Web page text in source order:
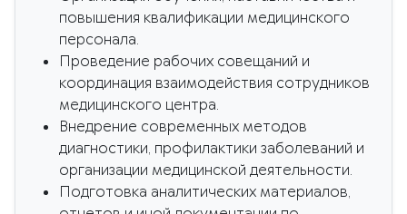
повышения квалификации медицинского
персонала.
Проведение рабочих совещаний и
координация взаимодействия сотрудников
медицинского центра.
Внедрение современных методов
диагностики, профилактики заболеваний и
организации медицинской деятельности.
Подготовка аналитических материалов,